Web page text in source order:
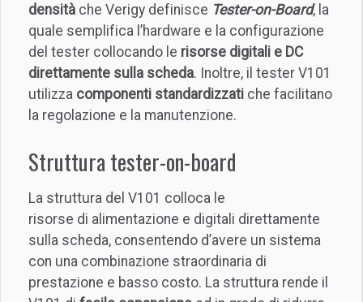
densità che Verigy definisce Tester-on-Board, la
quale semplifica l’hardware e la configurazione
del tester collocando le risorse digitali e DC
direttamente sulla scheda. Inoltre, il tester V101
utilizza componenti standardizzati che facilitano
la regolazione e la manutenzione.
Struttura tester-on-board
La struttura del V101 colloca le
risorse di alimentazione e digitali direttamente
sulla scheda, consentendo d’avere un sistema
con una combinazione straordinaria di
prestazione e basso costo. La struttura rende il